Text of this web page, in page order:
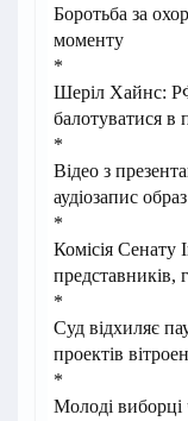
Боротьба за
моменту
*
Шеріл Хайнс:
балотуватися в
*
Відео з
аудіозапис
*
Комісія Сенату
представників,
*
Суд відхиляє
проектів
*
Молоді виборці